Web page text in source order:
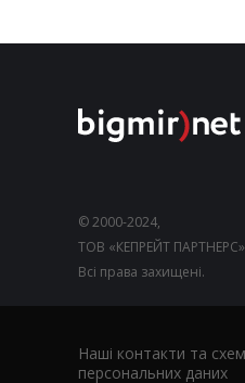
© 2000-2024,
ТОВ «КЕПРЕЙТ
Всі права захищені.
Наші контакти та
персональних даних